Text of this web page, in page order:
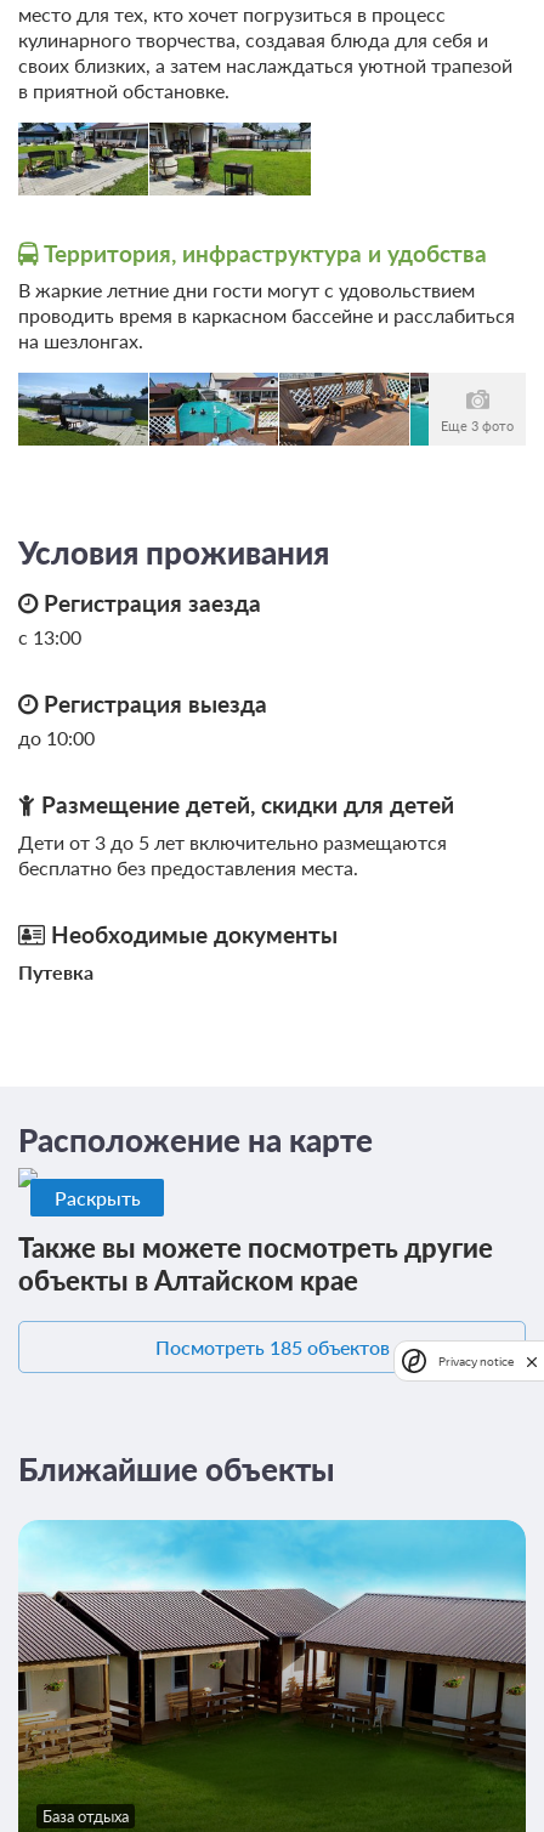
Без питания
При отмене оплата не возвращается
Требуется внесение предоплаты в течение 1 часа.
10 000
2 гостя
Моментальное подтверждение
В стоимость входит:
Без питания
Требуется внесение предоплаты в течение 1 часа.
Сумма предоплаты составляет 1 ночь
3 гостя
Моментальное подтверждение
В стоимость входит:
Без питания
Сумма предоплаты составляет 1 ночь
Еще 5 тарифов
место для тех, кто хочет погрузиться в процесс
кулинарного творчества, создавая блюда для себя и
своих близких, а затем наслаждаться уютной трапезой
в приятной обстановке.
Территория, инфраструктура и удобства
В жаркие летние дни гости могут с удовольствием
проводить время в каркасном бассейне и расслабиться
на шезлонгах.
Еще 3 фото
Условия проживания
Регистрация заезда
с 13:00
Регистрация выезда
до 10:00
Размещение детей, скидки для детей
Дети от 3 до 5 лет включительно размещаются
бесплатно без предоставления места.
Необходимые документы
Путевка
Расположение на карте
Раскрыть
Также вы можете посмотреть другие
объекты в Алтайском крае
Посмотреть 185 объектов
Ближайшие объекты
База отдыха
Privacy notice